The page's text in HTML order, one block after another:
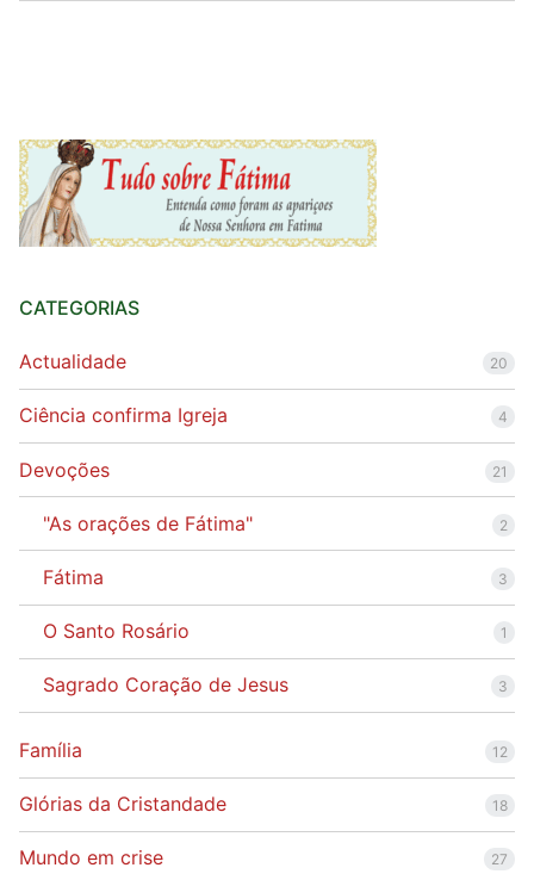
CATEGORIAS
Actualidade 20
Ciência confirma Igreja 4
Devoções 21
"As orações de Fátima" 2
Fátima 3
O Santo Rosário 1
Sagrado Coração de Jesus 3
Família 12
Glórias da Cristandade 18
Mundo em crise 27